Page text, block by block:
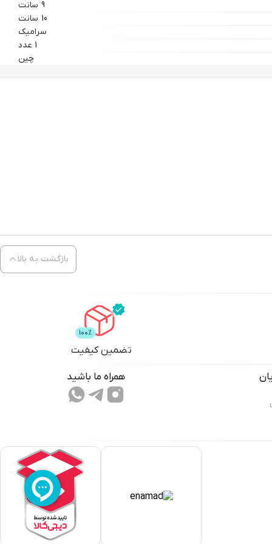
9 سانت
10 سانت
سرامیک
1 عدد
چین
بازگشت به بالا
تضمین کیفیت
همراه ما باشید